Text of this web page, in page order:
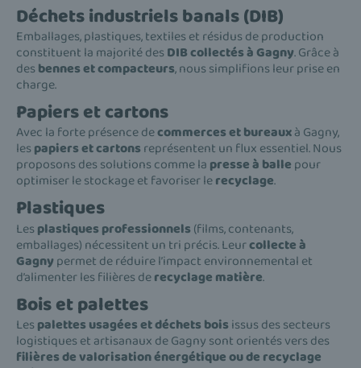
Déchets industriels banals (DIB)
Emballages, plastiques, textiles et résidus de production
constituent la majorité des DIB collectés à Gagny. Grâce à
des bennes et compacteurs, nous simplifions leur prise en
charge.
Papiers et cartons
Avec la forte présence decommerces et bureauxà Gagny,
les papiers et cartons représentent un flux essentiel. Nous
proposons des solutions comme la presse à balle pour
optimiser le stockage et favoriser lerecyclage.
Plastiques
Les plastiques professionnels (films, contenants,
emballages) nécessitent un tri précis. Leurcollecte à
Gagnypermet de réduire l’impact environnemental et
d’alimenter les filières derecyclage matière.
Bois et palettes
Les palettes usagées et déchets bois issus des secteurs
logistiques et artisanaux de Gagny sont orientés vers des
filières de valorisation énergétique ou de recyclage